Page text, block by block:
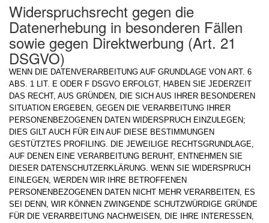
Widerspruchsrecht gegen die
Datenerhebung in besonderen Fällen
sowie gegen Direktwerbung (Art. 21
DSGVO)
WENN DIE DATENVERARBEITUNG AUF GRUNDLAGE VON ART. 6
ABS. 1 LIT. E ODER F DSGVO ERFOLGT, HABEN SIE JEDERZEIT
DAS RECHT, AUS GRÜNDEN, DIE SICH AUS IHRER BESONDEREN
SITUATION ERGEBEN, GEGEN DIE VERARBEITUNG IHRER
PERSONENBEZOGENEN DATEN WIDERSPRUCH EINZULEGEN;
DIES GILT AUCH FÜR EIN AUF DIESE BESTIMMUNGEN
GESTÜTZTES PROFILING. DIE JEWEILIGE RECHTSGRUNDLAGE,
AUF DENEN EINE VERARBEITUNG BERUHT, ENTNEHMEN SIE
DIESER DATENSCHUTZERKLÄRUNG. WENN SIE WIDERSPRUCH
EINLEGEN, WERDEN WIR IHRE BETROFFENEN
PERSONENBEZOGENEN DATEN NICHT MEHR VERARBEITEN, ES
SEI DENN, WIR KÖNNEN ZWINGENDE SCHUTZWÜRDIGE GRÜNDE
FÜR DIE VERARBEITUNG NACHWEISEN, DIE IHRE INTERESSEN,